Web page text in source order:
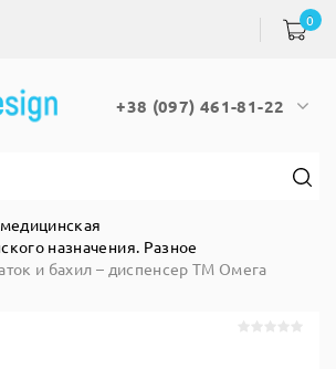
+38 (097) 461-81-22
0
назначения. Разное
и бахил – диспенсер ТМ Омега